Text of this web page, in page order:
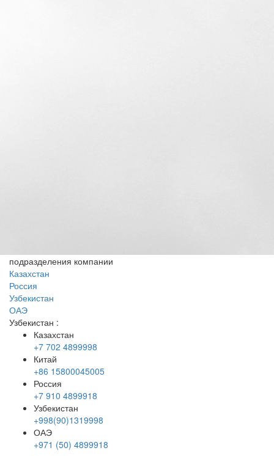
подразделения компании
Казахстан
Россия
Узбекистан
ОАЭ
Узбекистан :
Казахстан
+7 702 4899998
Китай
+86 15800045005
Россия
+7 910 4899918
Узбекистан
+998(90)1319998
ОАЭ
+971 (50) 4899918